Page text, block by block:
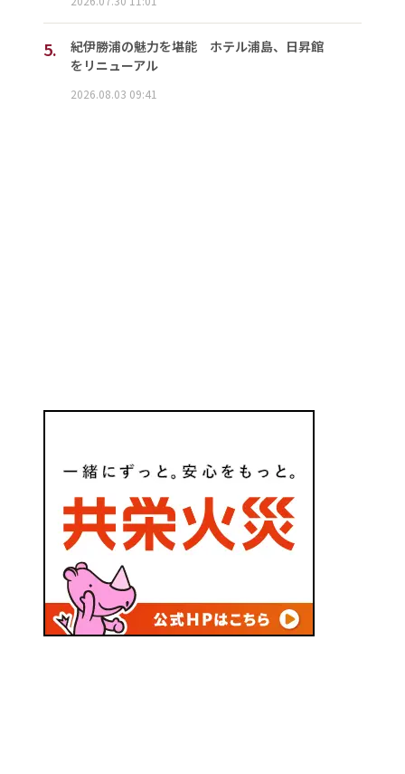
5.
紀伊勝浦の魅力を堪能 ホテル浦島、日昇館
をリニューアル
2026.08.03 09:41